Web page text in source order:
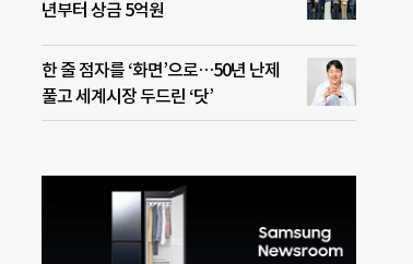
년부터 상금 5억원
한 줄 점자를 ‘화면’으로…50년 난제
풀고 세계시장 두드린 ‘닷’